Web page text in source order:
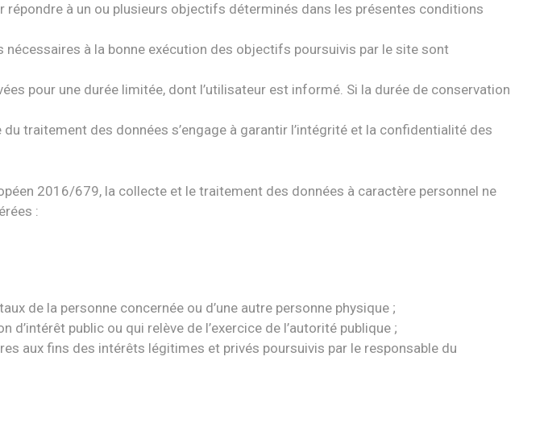
à un ou plusieurs objectifs déterminés dans les présentes conditions
à la bonne exécution des objectifs poursuivis par le site sont
pour une durée limitée, dont l’utilisateur est informé. Si la durée de conservation
traitement des données s’engage à garantir l’intégrité et la confidentialité des
2016/679, la collecte et le traitement des données à caractère personnel ne
:
de la personne concernée ou d’une autre personne physique ;
d’intérêt public ou qui relève de l’exercice de l’autorité publique ;
aux fins des intérêts légitimes et privés poursuivis par le responsable du